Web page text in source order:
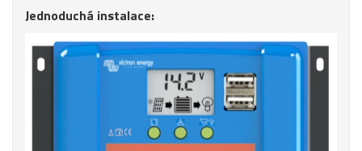
Jednoduchá instalace: